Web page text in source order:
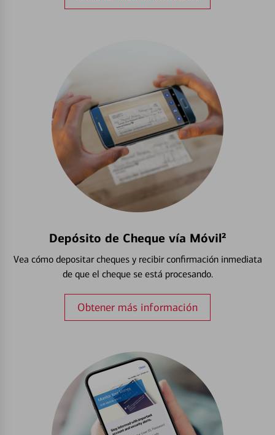
Depósito de Cheque vía Móvil²
Vea cómo depositar cheques y recibir confirmación inmediata
de que el cheque se está procesando.
Obtener más información